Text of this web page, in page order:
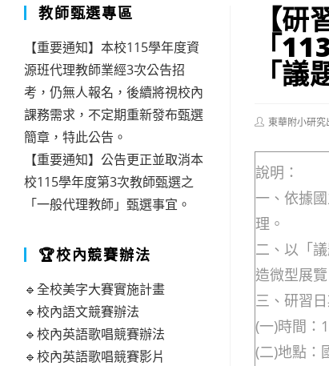
【
「
「
Post東華附小研究
說明：
一、依據
理。
二、以「
造微型展
三、研習
(一)時間：
(二)地點：
教師甄選專區
【重要通知】本校115學年度資
源班代理教師業經3次公告招
考，仍無人報名，後續將視校內
課務需求，不定期重新發布甄選
簡章，特此公告。
【重要通知】公告更正並取消本
校115學年度第3次教師甄選之
「一般代理教師」甄選事宜。
🏆校內競賽辦法
🔹全校美字大賽實施計畫
🔹校內語文競賽辦法
🔹校內英語歌唱競賽辦法
🔹校內英語歌唱競賽影片